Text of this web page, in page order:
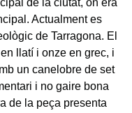
de la ciutat, on era
Actualment es
de Tarragona. El
llatí i onze en grec, i
un canelobre de set
i no gaire bona
de la peça presenta